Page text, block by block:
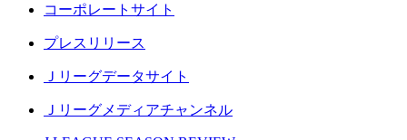
コーポレートサイト
プレスリリース
Ｊリーグデータサイト
Ｊリーグメディアチャンネル